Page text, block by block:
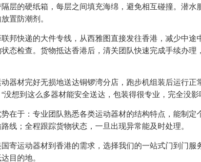
层的硬纸箱，每层之间填充海绵，避免相互碰撞。潜
置防潮剂。
邦快递的大件专线，从西雅图直接发往香港，减少中
态检查。货物抵达香港后，清关团队快速完成手续办
器材完好无损地送达铜锣湾分店，跑步机组装后运行
没想到这么多器材能安全送达，包装得很专业，完全没影
在于：专业团队熟悉各类运动器材的结构特点，能制
线；全程跟踪货物状态，一旦出现异常能及时处理。
寄运动器材到香港的需求，选择我们的一站式门到门
目的地。